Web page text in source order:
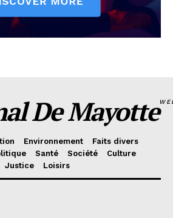
De Mayotte
Environnement
Faits divers
Santé Société
Culture
Justice
Loisirs